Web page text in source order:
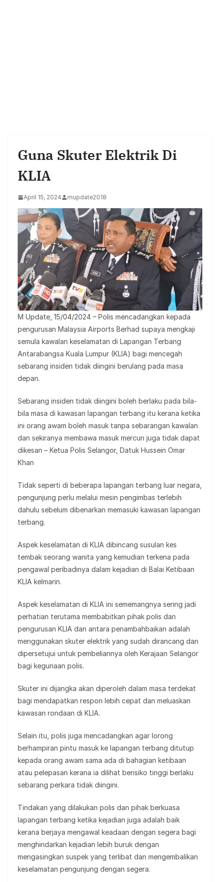
Guna Skuter Elektrik Di
KLIA
April 15, 2024 mupdate2018
M Update, 15/04/2024 – Polis mencadangkan kepada
pengurusan Malaysia Airports Berhad supaya mengkaji
semula kawalan keselamatan di Lapangan Terbang
Antarabangsa Kuala Lumpur (KLIA) bagi mencegah
sebarang insiden tidak diingini berulang pada masa
depan.
Sebarang insiden tidak diingini boleh berlaku pada bila-
bila masa di kawasan lapangan terbang itu kerana ketika
ini orang awam boleh masuk tanpa sebarangan kawalan
dan sekiranya membawa masuk mercun juga tidak dapat
dikesan – Ketua Polis Selangor, Datuk Hussein Omar
Khan
Tidak seperti di beberapa lapangan terbang luar negara,
pengunjung perlu melalui mesin pengimbas terlebih
dahulu sebelum dibenarkan memasuki kawasan lapangan
terbang.
Aspek keselamatan di KLIA dibincang susulan kes
tembak seorang wanita yang kemudian terkena pada
pengawal peribadinya dalam kejadian di Balai Ketibaan
KLIA kelmarin.
Aspek keselamatan di KLIA ini sememangnya sering jadi
perhatian terutama membabitkan pihak polis dan
pengurusan KLIA dan antara penambahbaikan adalah
menggunakan skuter elektrik yang sudah dirancang dan
dipersetujui untuk pembeliannya oleh Kerajaan Selangor
bagi kegunaan polis.
Skuter ini dijangka akan diperoleh dalam masa terdekat
bagi mendapatkan respon lebih cepat dan meluaskan
kawasan rondaan di KLIA.
Selain itu, polis juga mencadangkan agar lorong
berhampiran pintu masuk ke lapangan terbang ditutup
kepada orang awam sama ada di bahagian ketibaan
atau pelepasan kerana ia dilihat berisiko tinggi berlaku
sebarang perkara tidak diingini.
Tindakan yang dilakukan polis dan pihak berkuasa
lapangan terbang ketika kejadian juga adalah baik
kerana berjaya mengawal keadaan dengan segera bagi
menghindarkan kejadian lebih buruk dengan
mengasingkan suspek yang terlibat dan mengembalikan
keselamatan pengunjung dengan segera.